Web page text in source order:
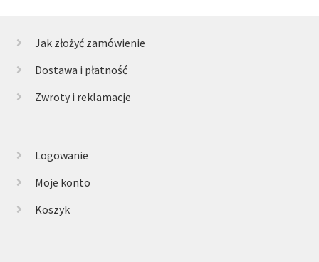
Jak złożyć zamówienie
Dostawa i płatność
Zwroty i reklamacje
Logowanie
Moje konto
Koszyk